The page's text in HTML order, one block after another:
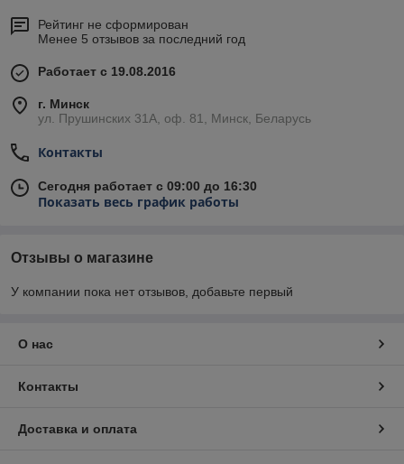
Рейтинг не сформирован
Менее 5 отзывов за последний год
Работает с 19.08.2016
г. Минск
ул. Прушинских 31А, оф. 81, Минск, Беларусь
Контакты
Сегодня работает с 09:00 до 16:30
Показать весь график работы
Отзывы о магазине
У компании пока нет отзывов, добавьте первый
О нас
Контакты
Доставка и оплата